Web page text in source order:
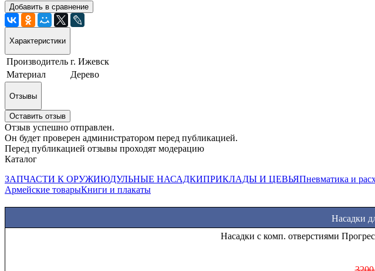
Добавить в сравнение
Характеристики
Производитель г. Ижевск
Материал
Дерево
Отзывы
Оставить отзыв
Отзыв успешно отправлен.
Он будет проверен администратором перед публикацией.
Перед публикацией отзывы проходят модерацию
Каталог
ЗАПЧАСТИ К ОРУЖИЮДУЛЬНЫЕ НАСАДКИПРИКЛАДЫ И ЦЕВЬЯПневматика и
Армейские товарыКниги и плакаты
Насадки
Насадки Прогресс